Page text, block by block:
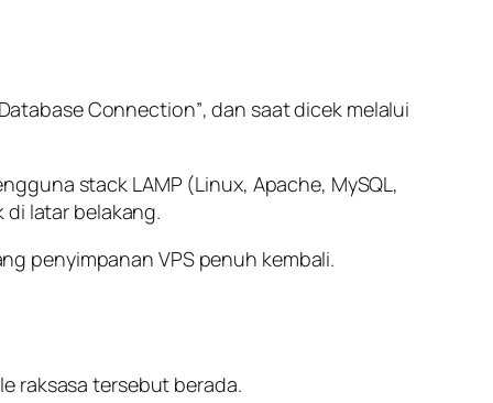
Connection”, dan saat dicek melalui
stack LAMP (Linux, Apache, MySQL,
di latar belakang.
penyimpanan VPS penuh kembali.
raksasa tersebut berada.